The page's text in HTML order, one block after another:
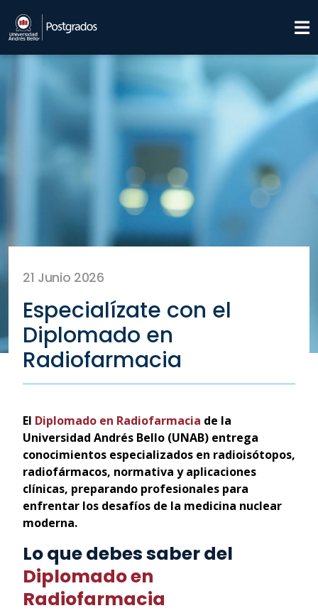
21 Junio 2026
Especialízate con el
Diplomado en
Radiofarmacia
El Diplomado en Radiofarmacia de la
Universidad Andrés Bello (UNAB) entrega
conocimientos especializados en radioisótopos,
radiofármacos, normativa y aplicaciones
clínicas, preparando profesionales para
enfrentar los desafíos de la medicina nuclear
moderna.
Lo que debes saber del
Diplomado en
Radiofarmacia